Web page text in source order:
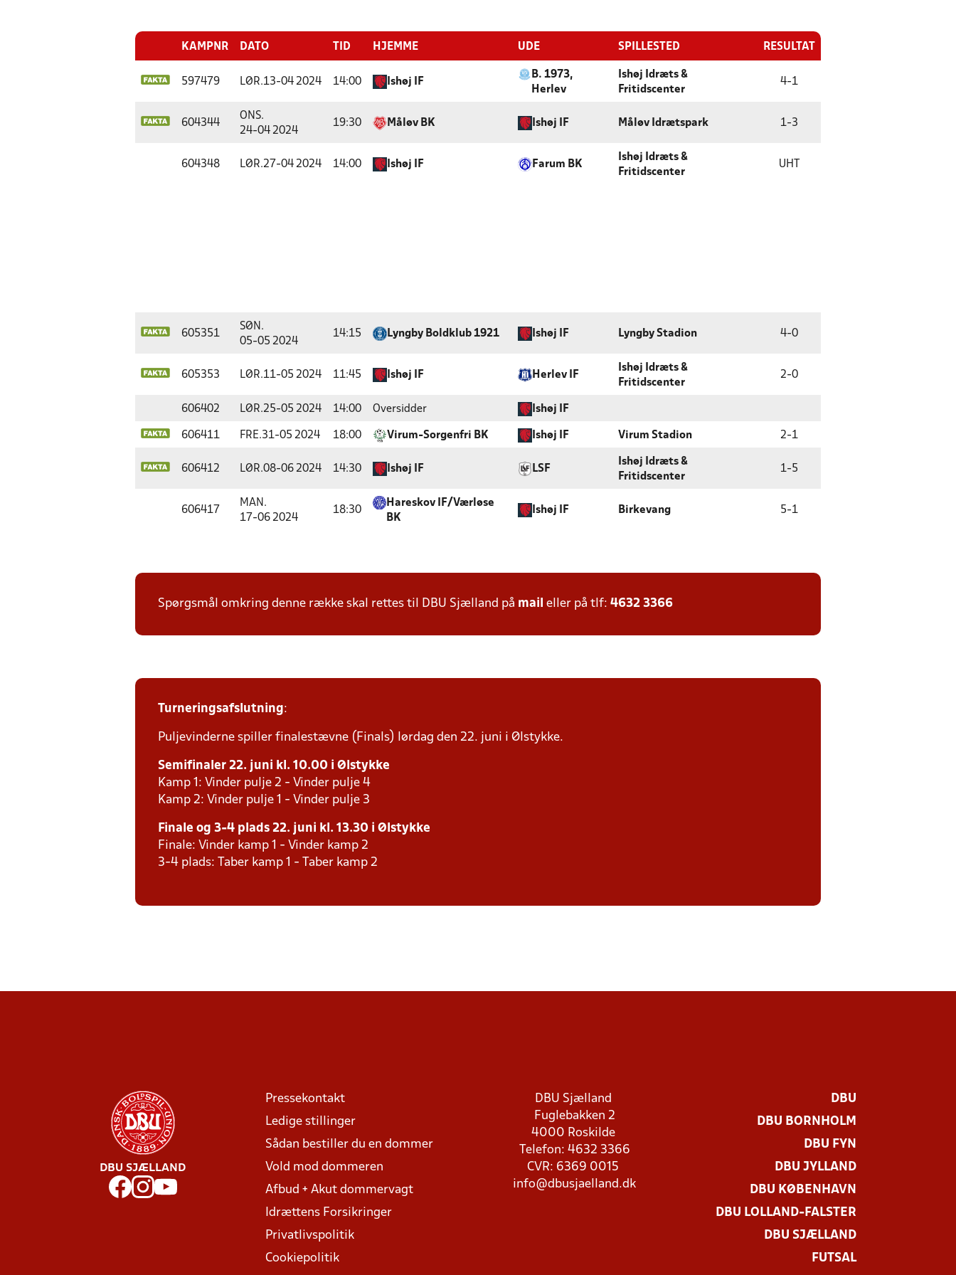
KAMPNR DATO TID HJEMME UDE SPILLESTED RESULTAT
597479 LØR.13-04 2024 14:00 Ishøj IF
B. 1973,
Herlev
Ishøj Idræts &
Fritidscenter
4-1
604344
ONS.
24-04 2024
19:30 Måløv BK Ishøj IF Måløv Idrætspark 1-3
604348 LØR.27-04 2024 14:00 Ishøj IF Farum BK
Ishøj Idræts &
Fritidscenter
UHT
605351
SØN.
05-05 2024
14:15 Lyngby Boldklub 1921 Ishøj IF Lyngby Stadion 4-0
605353 LØR.11-05 2024 11:45 Ishøj IF Herlev IF
Ishøj Idræts &
Fritidscenter
2-0
606402 LØR.25-05 2024 14:00 Oversidder Ishøj IF
606411 FRE.31-05 2024 18:00 Virum-Sorgenfri BK Ishøj IF Virum Stadion 2-1
606412 LØR.08-06 2024 14:30 Ishøj IF LSF
Ishøj Idræts &
Fritidscenter
1-5
606417
MAN.
17-06 2024
18:30
Hareskov IF/Værløse
BK
Ishøj IF Birkevang 5-1
Spørgsmål omkring denne række skal rettes til DBU Sjælland på mail eller på tlf: 4632 3366
Turneringsafslutning:
Puljevinderne spiller finalestævne (Finals) lørdag den 22. juni i Ølstykke.
Semifinaler 22. juni kl. 10.00 i Ølstykke
Kamp 1: Vinder pulje 2 - Vinder pulje 4
Kamp 2: Vinder pulje 1 - Vinder pulje 3
Finale og 3-4 plads 22. juni kl. 13.30 i Ølstykke
Finale: Vinder kamp 1 - Vinder kamp 2
3-4 plads: Taber kamp 1 - Taber kamp 2
DBU SJÆLLAND
Pressekontakt
Ledige stillinger
Sådan bestiller du en dommer
Vold mod dommeren
Afbud + Akut dommervagt
Idrættens Forsikringer
Privatlivspolitik
Cookiepolitik
DBU Sjælland
Fuglebakken 2
4000 Roskilde
Telefon: 4632 3366
CVR: 6369 0015
info@dbusjaelland.dk
DBU
DBU BORNHOLM
DBU FYN
DBU JYLLAND
DBU KØBENHAVN
DBU LOLLAND-FALSTER
DBU SJÆLLAND
FUTSAL